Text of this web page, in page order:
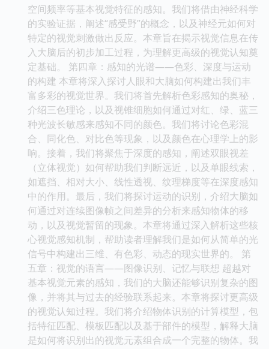
空间频率等基本视觉特征的感知。我们将借由神经科学
的实验证据，阐述“感受野”的概念，以及神经元如何对
特定的视觉刺激做出反应。本章旨在揭示视觉信息在传
入大脑后的初步加工过程，为理解更高级的视觉认知奠
定基础。 第四章：感知的光谱——色彩、深度与运动
的构建 本章将深入探讨人眼和大脑如何构建出我们丰
富多彩的视觉世界。我们将首先解析色彩感知的奥秘，
介绍三色理论，以及视锥细胞如何通过对红、绿、蓝三
种光波长敏感来感知不同的颜色。我们将讨论色彩混
合、同化色、对比色等现象，以及颜色在心理学上的影
响。接着，我们将聚焦于深度的感知，阐述双眼视差
（立体视觉）如何帮助我们判断远近，以及单眼线索，
如遮挡、相对大小、线性透视、纹理梯度等在深度感知
中的作用。最后，我们将探讨运动的识别，介绍大脑如
何通过对连续图像帧之间差异的分析来感知物体的移
动，以及视觉暂留的现象。本章将通过深入解析这些核
心视觉感知机制，帮助读者理解我们是如何从简单的光
信号中构建出三维、有色彩、动态的现实世界的。 第
五章：视觉的语言——图像识别、记忆与联想 超越对
基本视觉元素的感知，我们的大脑还能够识别复杂的图
像，并将其与过去的经验联系起来。本章将探讨更高级
的视觉认知过程。我们将介绍物体识别的计算模型，包
括特征匹配、模板匹配以及基于部件的模型，解释大脑
是如何将识别出的视觉元素组合成一个完整的物体。我